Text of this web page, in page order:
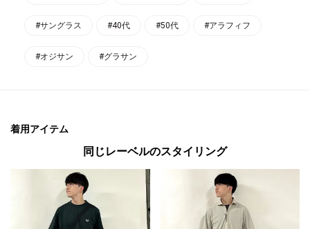
#サングラス #40代 #50代 #アラフィフ
#オジサン #グラサン
着用アイテム
同じレーベルのスタイリング